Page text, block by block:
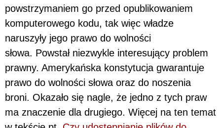
powstrzymaniem go przed opublikowaniem
komputerowego kodu, tak więc władze
naruszyły jego prawo do wolności
słowa. Powstał niezwykle interesujący problem
prawny. Amerykańska konstytucja gwarantuje
prawo do wolności słowa oraz do noszenia
broni. Okazało się nagle, że jedno z tych praw
ma znaczenie dla drugiego. Więcej na ten temat